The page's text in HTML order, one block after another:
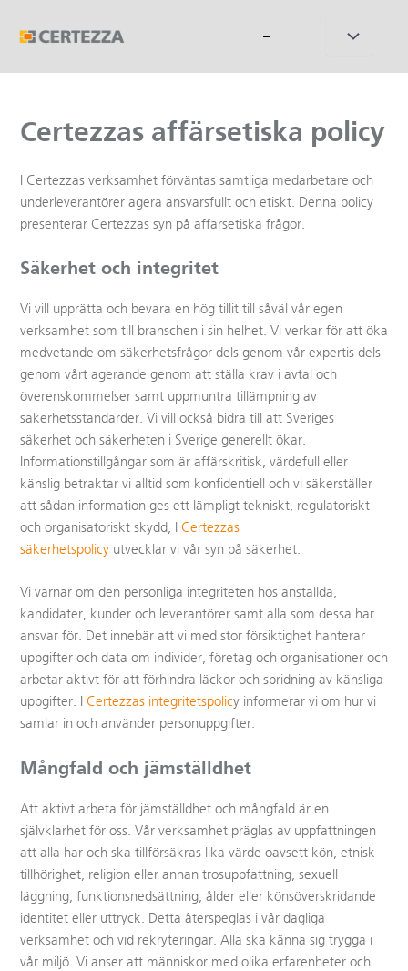
– Slå
på/av
Certezzas affärsetiska policy
I Certezzas verksamhet förväntas samtliga medarbetare och
underleverantörer agera ansvarsfullt och etiskt. Denna policy
presenterar Certezzas syn på affärsetiska frågor.
Säkerhet och integritet
Vi vill upprätta och bevara en hög tillit till såväl vår egen
verksamhet som till branschen i sin helhet. Vi verkar för att öka
medvetande om säkerhetsfrågor dels genom vår expertis dels
genom vårt agerande genom att ställa krav i avtal och
överenskommelser samt uppmuntra tillämpning av
säkerhetsstandarder. Vi vill också bidra till att Sveriges
säkerhet och säkerheten i Sverige generellt ökar.
Informationstillgångar som är affärskritisk, värdefull eller
känslig betraktar vi alltid som konfidentiell och vi säkerställer
att sådan information ges ett lämpligt tekniskt, regulatoriskt
och organisatoriskt skydd, I Certezzas
säkerhetspolicyutvecklar vi vår syn på säkerhet.
Vi värnar om den personliga integriteten hos anställda,
kandidater, kunder och leverantörer samt alla som dessa har
ansvar för. Det innebär att vi med stor försiktighet hanterar
uppgifter och data om individer, företag och organisationer och
arbetar aktivt för att förhindra läckor och spridning av känsliga
uppgifter. I Certezzas integritetspolicy informerar vi om hur vi
samlar in och använder personuppgifter.
Mångfald och jämställdhet
Att aktivt arbeta för jämställdhet och mångfald är en
självklarhet för oss. Vår verksamhet präglas av uppfattningen
att alla har och ska tillförsäkras lika värde oavsett kön, etnisk
tillhörighet, religion eller annan trosuppfattning, sexuell
läggning, funktionsnedsättning, ålder eller könsöverskridande
identitet eller uttryck. Detta återspeglas i vår dagliga
verksamhet och vid rekryteringar. Alla ska känna sig trygga i
vår miljö. Vi anser att människor med olika erfarenheter och